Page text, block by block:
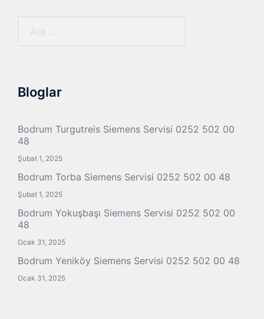
Bloglar
Bodrum Turgutreis Siemens Servisi 0252 502 00
48
Şubat 1, 2025
Bodrum Torba Siemens Servisi 0252 502 00 48
Şubat 1, 2025
Bodrum Yokuşbaşı Siemens Servisi 0252 502 00
48
Ocak 31, 2025
Bodrum Yeniköy Siemens Servisi 0252 502 00 48
Ocak 31, 2025